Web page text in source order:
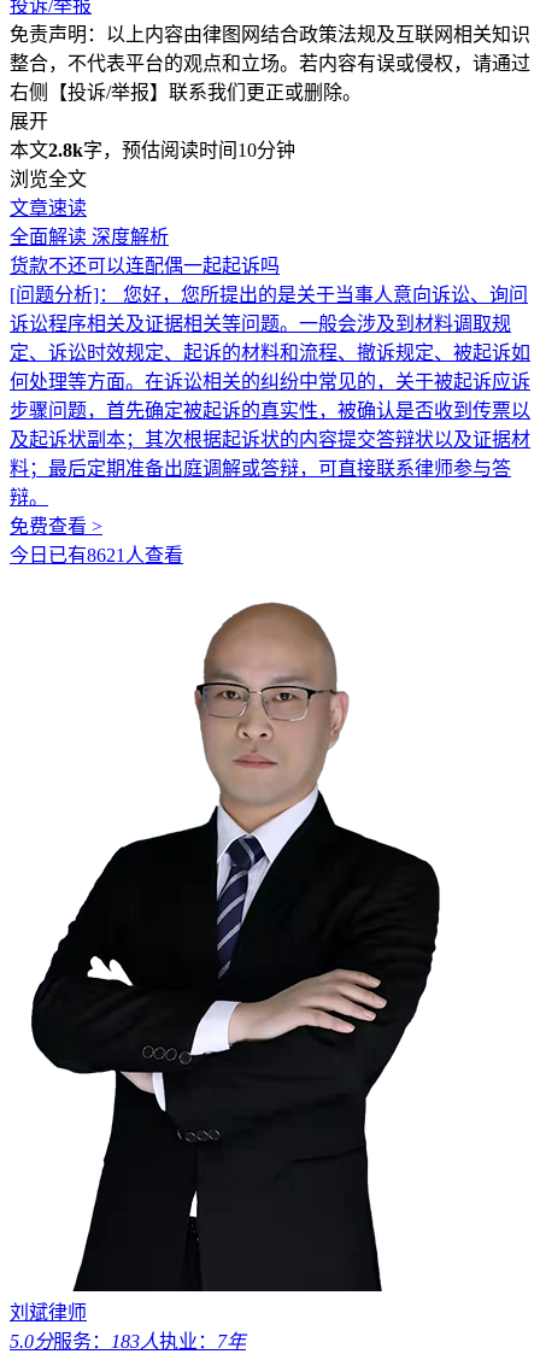
投诉/举报
免责声明：以上内容由律图网结合政策法规及互联网相关知识
整合，不代表平台的观点和立场。若内容有误或侵权，请通过
右侧【投诉/举报】联系我们更正或删除。
展开
本文2.8k字，预估阅读时间10分钟
浏览全文
文章速读
全面解读 深度解析
货款不还可以连配偶一起起诉吗
[问题分析]：
您好，您所提出的是关于当事人意向诉讼、询问
诉讼程序相关及证据相关等问题。一般会涉及到材料调取规
定、诉讼时效规定、起诉的材料和流程、撤诉规定、被起诉如
何处理等方面。在诉讼相关的纠纷中常见的，关于被起诉应诉
步骤问题，首先确定被起诉的真实性，被确认是否收到传票以
及起诉状副本；其次根据起诉状的内容提交答辩状以及证据材
料；最后定期准备出庭调解或答辩，可直接联系律师参与答
辩。
免费查看 >
今日已有8621人查看
刘斌律师
5.0分服务： 183人执业： 7年